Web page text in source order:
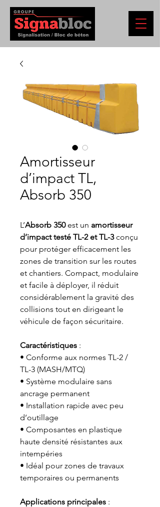
Amortisseur
d’impact TL,
Absorb 350
L’Absorb 350est un amortisseur
d’impact testé TL-2 et TL-3conçu
pour protéger efficacement les
zones de transition sur les routes
et chantiers. Compact, modulaire
et facile à déployer, il réduit
considérablement la gravité des
collisions tout en dirigeant le
véhicule de façon sécuritaire.
Caractéristiques :
• Conforme aux normes TL-2 /
TL-3 (MASH/MTQ)
• Système modulaire sans
ancrage permanent
• Installation rapide avec peu
d’outillage
• Composantes en plastique
haute densité résistantes aux
intempéries
• Idéal pour zones de travaux
temporaires ou permanents
Applications principales :